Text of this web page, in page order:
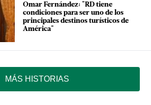
Omar Fernández: "RD tiene
condiciones para ser uno de los
principales destinos turísticos de
América"
MÁS HISTORIAS